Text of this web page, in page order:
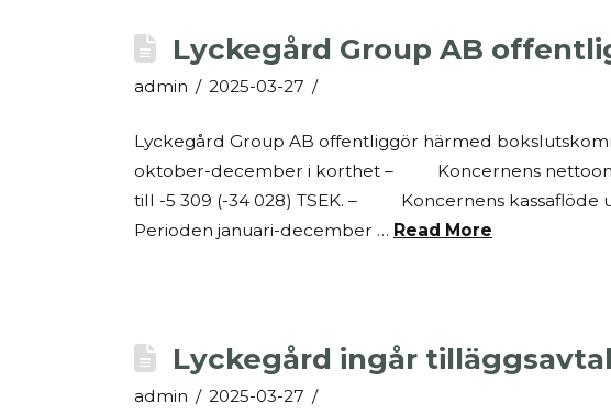
Lyckegård Group AB
admin 2025-03-27
Lyckegård Group AB offentliggör härmed
oktober-december i korthet – Koncernens
till -5 309 (-34 028) TSEK. – Koncernens kassaflöde
Perioden januari-december … Read More
Lyckegård ingår
admin 2025-03-27